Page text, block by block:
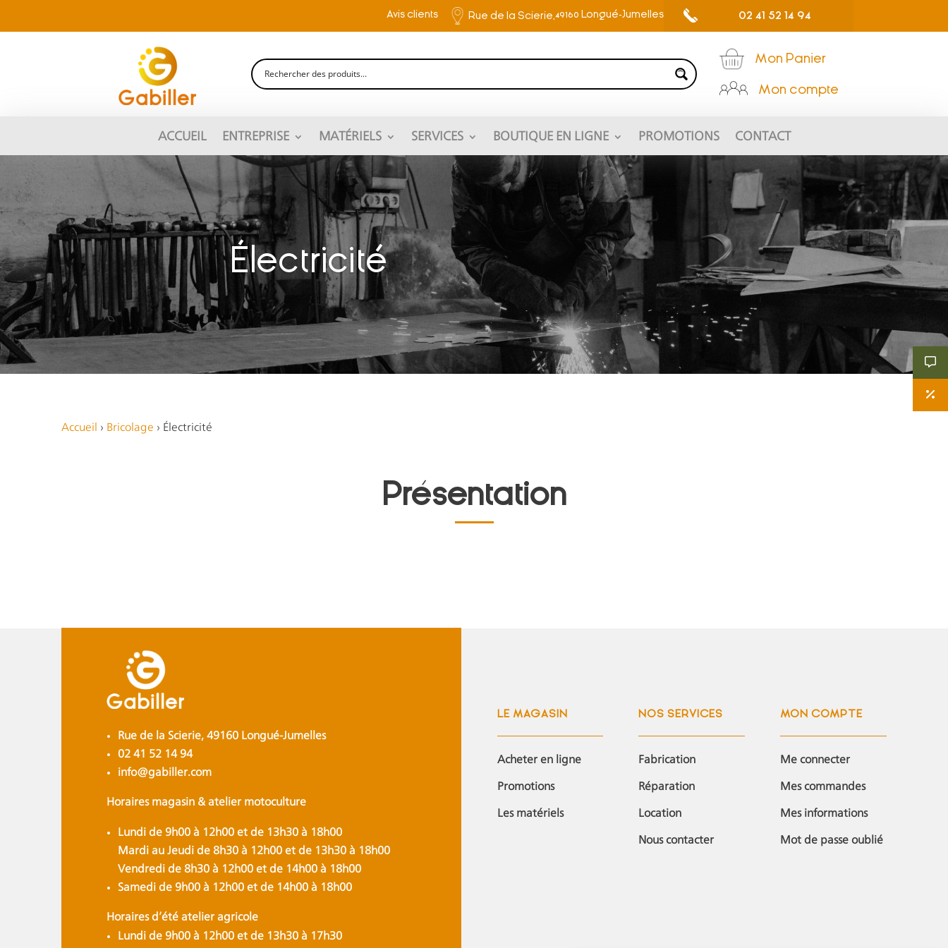
Avis clients Rue de la Scierie,49160 Longué-Jumelles 02 41 52 14 94
Mon Panier
Mon compte
ACCUEIL ENTREPRISE MATÉRIELS SERVICES BOUTIQUE EN LIGNE PROMOTIONS CONTACT
Électricité
Accueil › Bricolage › Électricité
Présentation
Rue de la Scierie, 49160 Longué-Jumelles
02 41 52 14 94
info@gabiller.com
Horaires magasin & atelier motoculture
Lundi de 9h00 à 12h00 et de 13h30 à 18h00
Mardi au Jeudi de 8h30 à 12h00 et de 13h30 à 18h00
Vendredi de 8h30 à 12h00 et de 14h00 à 18h00
Samedi de 9h00 à 12h00 et de 14h00 à 18h00
Horaires d’été atelier agricole
Lundi de 9h00 à 12h00 et de 13h30 à 17h30
LE MAGASIN
Acheter en ligne
Promotions
Les matériels
NOS SERVICES
Fabrication
Réparation
Location
Nous contacter
MON COMPTE
Me connecter
Mes commandes
Mes informations
Mot de passe oublié